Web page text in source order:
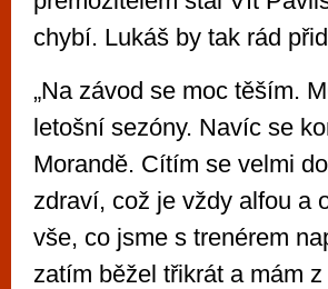
chybí. Lukáš by tak rád
„Na závod se moc těším.
letošní sezóny. Navíc se
Morandě. Cítím se velmi
zdraví, což je vždy alfou a
vše, co jsme s trenérem
zatím běžel třikrát a mám